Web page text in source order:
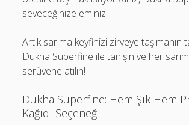
seveceğinize eminiz.
Artık sarıma keyfinizi zirveye taşımanın
Dukha Superfine ile tanışın ve her
serüvene atılın!
Dukha Superfine: Hem Şık Hem
Kağıdı Seçeneği